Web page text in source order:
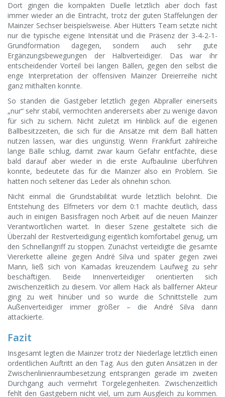
Dort gingen die kompakten Duelle letztlich aber doch fast
immer wieder an die Eintracht, trotz der guten Staffelungen der
Mainzer Sechser beispielsweise. Aber Hütters Team setzte nicht
nur die typische eigene Intensität und die Präsenz der 3-4-2-1-
Grundformation dagegen, sondern auch sehr gute
Ergänzungsbewegungen der Halbverteidiger. Das war ihr
entscheidender Vorteil bei langen Bällen, gegen den selbst die
enge Interpretation der offensiven Mainzer Dreierreihe nicht
ganz mithalten konnte.
So standen die Gastgeber letztlich gegen Abpraller einerseits
„nur“ sehr stabil, vermochten andererseits aber zu wenige davon
für sich zu sichern. Nicht zuletzt im Hinblick auf die eigenen
Ballbesitzzeiten, die sich für die Ansätze mit dem Ball hätten
nutzen lassen, war dies ungünstig. Wenn Frankfurt zahlreiche
lange Bälle schlug, damit zwar kaum Gefahr entfachte, diese
bald darauf aber wieder in die erste Aufbaulinie überführen
konnte, bedeutete das für die Mainzer also ein Problem. Sie
hatten noch seltener das Leder als ohnehin schon.
Nicht einmal die Grundstabilität wurde letztlich belohnt. Die
Entstehung des Elfmeters vor dem 0:1 machte deutlich, dass
auch in einigen Basisfragen noch Arbeit auf die neuen Mainzer
Verantwortlichen wartet. In dieser Szene gestaltete sich die
Überzahl der Restverteidigung eigentlich komfortabel genug, um
den Schnellangriff zu stoppen. Zunächst verteidigte die gesamte
Viererkette alleine gegen André Silva und später gegen zwei
Mann, ließ sich von Kamadas kreuzendem Laufweg zu sehr
beschäftigen. Beide Innenverteidiger orientierten sich
zwischenzeitlich zu diesem. Vor allem Hack als ballferner Akteur
ging zu weit hinüber und so wurde die Schnittstelle zum
Außenverteidiger immer größer – die André Silva dann
attackierte.
Fazit
Insgesamt legten die Mainzer trotz der Niederlage letztlich einen
ordentlichen Auftritt an den Tag. Aus den guten Ansätzen in der
Zwischenlinienraumbesetzung entsprangen gerade im zweiten
Durchgang auch vermehrt Torgelegenheiten. Zwischenzeitlich
fehlt den Gastgebern nicht viel, um zum Ausgleich zu kommen.